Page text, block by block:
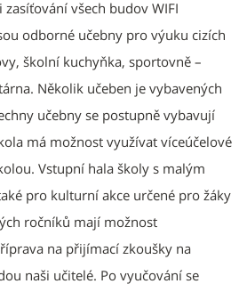
všech budov WIFI
odborné učebny pro výuku cizích
školní kuchyňka, sportovně –
Několik učeben je vybavených
učebny se postupně vybavují
má možnost využívat víceúčelové
Vstupní hala školy s malým
pro kulturní akce určené pro žáky
ročníků mají možnost
na přijímací zkoušky na
naši učitelé. Po vyučování se